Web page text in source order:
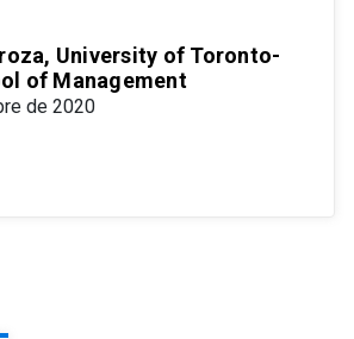
University of Toronto-
of Management
de 2020